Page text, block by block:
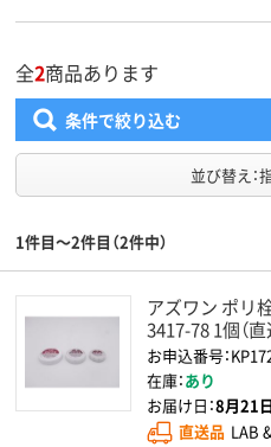
全2商品あります
条件で絞り込む
並び替え：
1件目～2件目（2件中）
アズワン ポリ
3417-78 1個（直
お申込番号：
在庫：あり
お届け日：8月21
直送品 LAB